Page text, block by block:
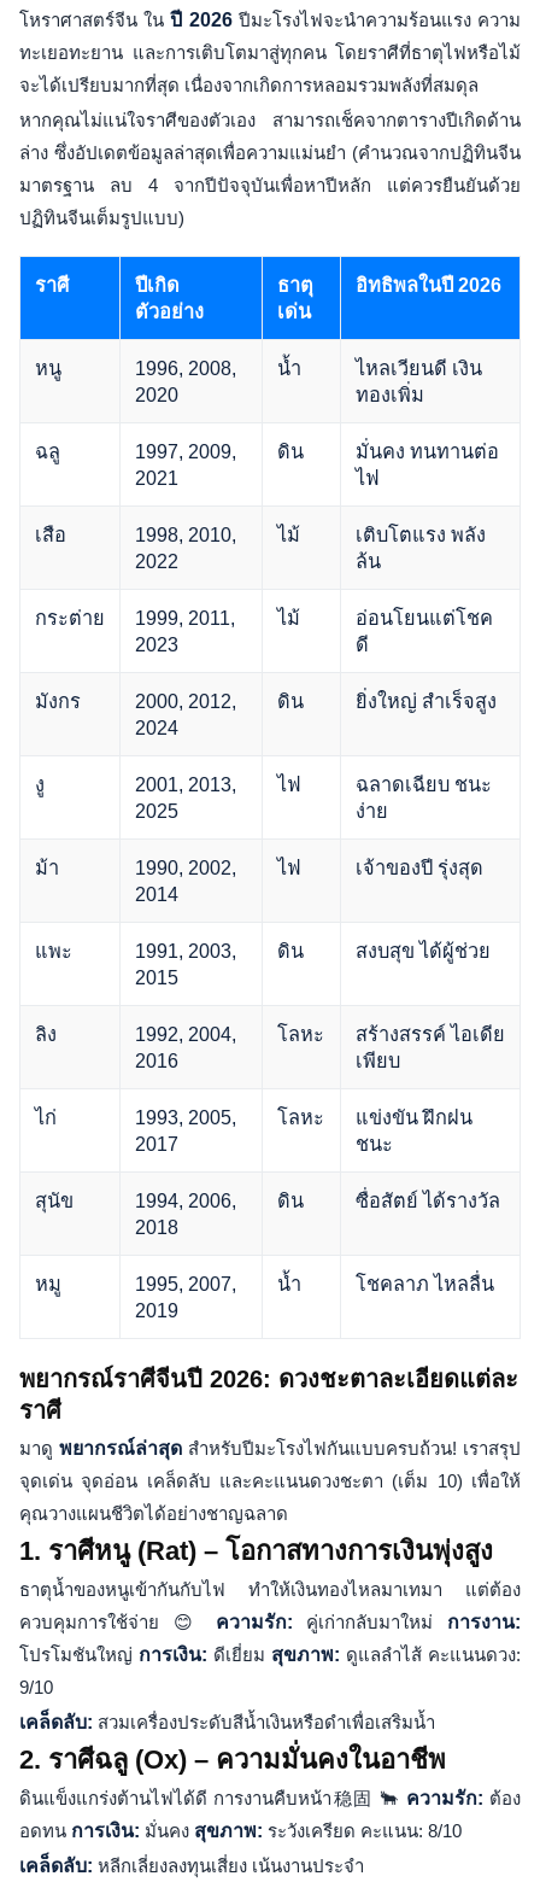
โหราศาสตร์จีน ในปี 2026ปีมะโรงไฟจะนำความร้อนแรง ความ
ทะเยอทะยาน และการเติบโตมาสู่ทุกคน โดยราศีที่ธาตุไฟหรือไม้
จะได้เปรียบมากที่สุด เนื่องจากเกิดการหลอมรวมพลังที่สมดุล
หากคุณไม่แน่ใจราศีของตัวเอง สามารถเช็คจากตารางปีเกิดด้าน
ล่าง ซึ่งอัปเดตข้อมูลล่าสุดเพื่อความแม่นยำ (คำนวณจากปฏิทินจีน
มาตรฐาน ลบ 4 จากปีปัจจุบันเพื่อหาปีหลัก แต่ควรยืนยันด้วย
ปฏิทินจีนเต็มรูปแบบ)
ราศี
ปีเกิด
ตัวอย่าง
ธาตุ
เด่น
อิทธิพลในปี 2026
หนู
1996, 2008,
2020
น้ำ
ไหลเวียนดี เงิน
ทองเพิ่ม
ฉลู
1997, 2009,
2021
ดิน
มั่นคง ทนทานต่อ
ไฟ
เสือ
1998, 2010,
2022
ไม้
เติบโตแรง พลัง
ล้น
กระต่าย
1999, 2011,
2023
ไม้
อ่อนโยนแต่โชค
ดี
มังกร
2000, 2012,
2024
ดิน ยิ่งใหญ่ สำเร็จสูง
งู
2001, 2013,
2025
ไฟ
ฉลาดเฉียบ ชนะ
ง่าย
ม้า
1990, 2002,
2014
ไฟ เจ้าของปี รุ่งสุด
แพะ
1991, 2003,
2015
ดิน สงบสุข ได้ผู้ช่วย
ลิง
1992, 2004,
2016
โลหะ
สร้างสรรค์ ไอเดีย
เพียบ
ไก่
1993, 2005,
2017
โลหะ
แข่งขัน ฝึกฝน
ชนะ
สุนัข
1994, 2006,
2018
ดิน ซื่อสัตย์ ได้รางวัล
หมู
1995, 2007,
2019
น้ำ โชคลาภ ไหลลื่น
พยากรณ์ราศีจีนปี 2026: ดวงชะตาละเอียดแต่ละ
ราศี
มาดู พยากรณ์ล่าสุด สำหรับปีมะโรงไฟกันแบบครบถ้วน! เราสรุป
จุดเด่น จุดอ่อน เคล็ดลับ และคะแนนดวงชะตา (เต็ม 10) เพื่อให้
คุณวางแผนชีวิตได้อย่างชาญฉลาด
1. ราศีหนู (Rat) – โอกาสทางการเงินพุ่งสูง
ธาตุน้ำของหนูเข้ากันกับไฟ ทำให้เงินทองไหลมาเทมา แต่ต้อง
ควบคุมการใช้จ่าย 😊 ความรัก: คู่เก่ากลับมาใหม่ การงาน:
โปรโมชันใหญ่ การเงิน: ดีเยี่ยม สุขภาพ: ดูแลลำไส้ คะแนนดวง:
9/10
เคล็ดลับ: สวมเครื่องประดับสีน้ำเงินหรือดำเพื่อเสริมน้ำ
2. ราศีฉลู (Ox) – ความมั่นคงในอาชีพ
ดินแข็งแกร่งต้านไฟได้ดี การงานคืบหน้า稳固 🐂 ความรัก: ต้อง
อดทน การเงิน: มั่นคง สุขภาพ: ระวังเครียด คะแนน: 8/10
เคล็ดลับ: หลีกเลี่ยงลงทุนเสี่ยง เน้นงานประจำ